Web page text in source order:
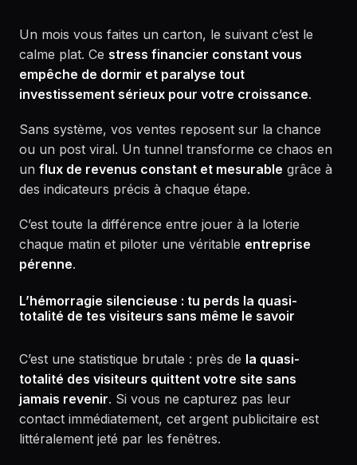
Un mois vous faites un carton, le suivant c’est le
calme plat. Ce stress financier constant vous
empêche de dormir et paralyse tout
investissement sérieux pour votre croissance.
Sans système, vos ventes reposent sur la chance
ou un post viral. Un tunnel transforme ce chaos en
un flux de revenus constant et mesurable grâce à
des indicateurs précis à chaque étape.
C’est toute la différence entre jouer à la loterie
chaque matin et piloter une véritable entreprise
pérenne.
L’hémorragie silencieuse : tu perds la quasi-
totalité de tes visiteurs sans même le savoir
C’est une statistique brutale : près de la quasi-
totalité des visiteurs quittent votre site sans
jamais revenir. Si vous ne capturez pas leur
contact immédiatement, cet argent publicitaire est
littéralement jeté par les fenêtres.